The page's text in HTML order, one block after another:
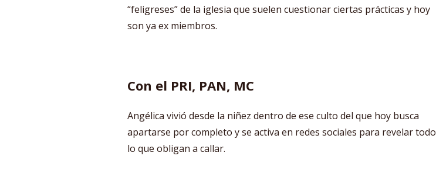
“feligreses” de la iglesia que suelen cuestionar ciertas prácticas y hoy
son ya ex miembros.
Con el PRI, PAN, MC
Angélica vivió desde la niñez dentro de ese culto del que hoy busca
apartarse por completo y se activa en redes sociales para revelar todo
lo que obligan a callar.